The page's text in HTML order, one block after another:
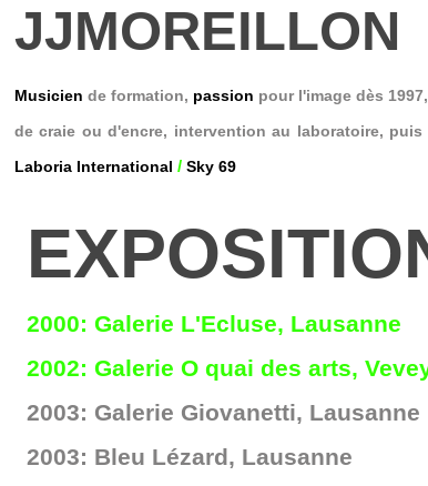
JJMOREILLON
Musicien de formation, passion pour l'image dès
de craie ou d'encre, intervention au laboratoire, puis
Laboria International / Sky 69
2000: Galerie L'Ecluse, Lausanne
2002: Galerie O quai des arts,
2003: Galerie Giovanetti, Lausanne
2003: Bleu Lézard, Lausanne